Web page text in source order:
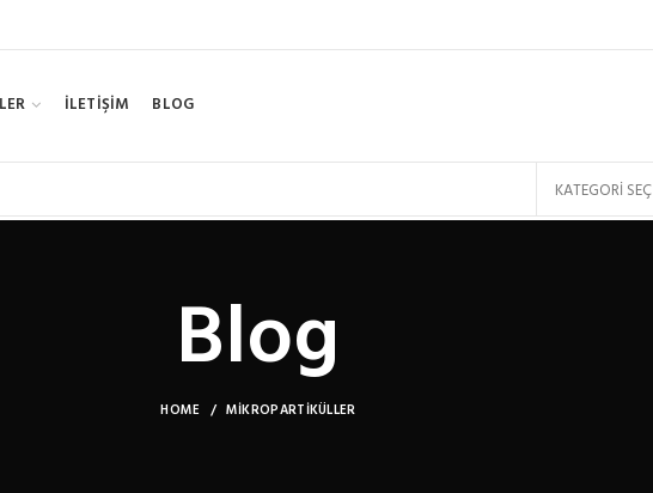
İLETİŞİM BLOG
KATEGORI SEÇ
Blog
HOME MIKROPARTIKÜLLER